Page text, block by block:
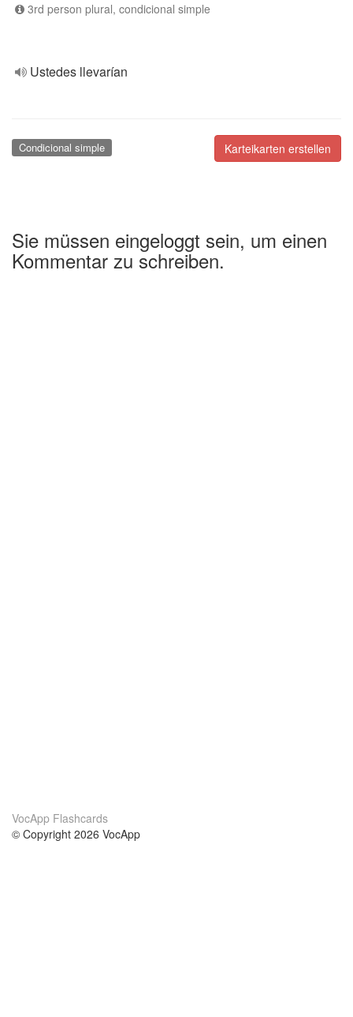
3rd person plural, condicional simple
Ustedes llevarían
Karteikarten erstellen
Condicional simple
Sie müssen eingeloggt sein, um einen
Kommentar zu schreiben.
VocApp Flashcards
© Copyright 2026 VocApp